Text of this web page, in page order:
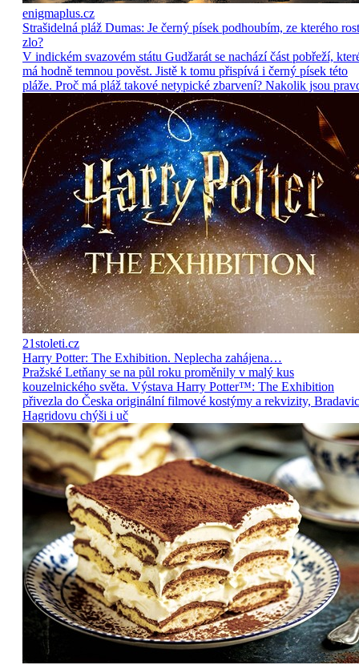
enigmaplus.cz
Strašidelná pláž Dumas: Je černý písek podhoubím, ze kterého
zlo?
V indickém svazovém státu Gudžarát se nachází část pobřeží,
má hodně temnou pověst. Jistě k tomu přispívá i černý písek této
pláže. Proč má pláž takové netypické zbarvení? Nakolik jsou
21stoleti.cz
Harry Potter: The Exhibition. Neplecha zahájena…
Pražské Letňany se na půl roku proměnily v malý kus
kouzelnického světa. Výstava Harry Potter™: The Exhibition
přivezla do Česka originální filmové kostýmy a rekvizity,
Hagridovu chýši i uč